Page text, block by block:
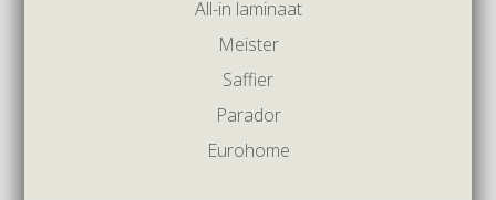
All-in laminaat
Meister
Saffier
Parador
Eurohome